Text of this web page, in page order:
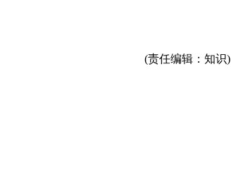
(责任编辑：知识)